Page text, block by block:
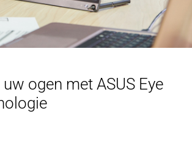
ogen met ASUS Eye